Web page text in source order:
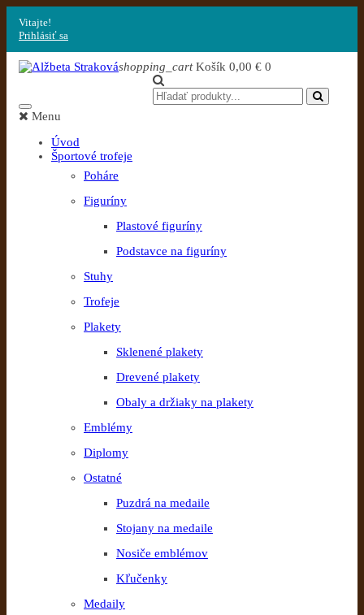
Vitajte!
Prihlásiť sa
shopping_cart Košík 0,00 € 0
Menu
Úvod
Športové trofeje
Poháre
Figuríny
Plastové figuríny
Podstavce na figuríny
Stuhy
Trofeje
Plakety
Sklenené plakety
Drevené plakety
Obaly a držiaky na plakety
Emblémy
Diplomy
Ostatné
Puzdrá na medaile
Stojany na medaile
Nosiče emblémov
Kľučenky
Medaily